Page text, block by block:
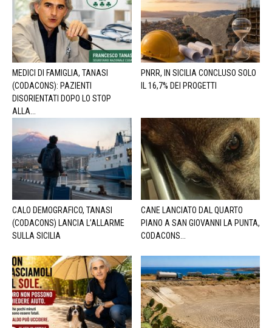
MEDICI DI FAMIGLIA, TANASI
(CODACONS): PAZIENTI
DISORIENTATI DOPO LO STOP
ALLA...
PNRR, IN SICILIA CONCLUSO SOLO
IL 16,7% DEI PROGETTI
CALO DEMOGRAFICO, TANASI
(CODACONS) LANCIA L’ALLARME
SULLA SICILIA
CANE LANCIATO DAL QUARTO
PIANO A SAN GIOVANNI LA PUNTA,
CODACONS...